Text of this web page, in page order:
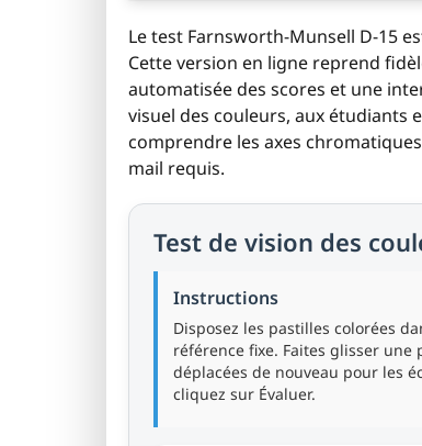
Le test Farnsworth-Munsell D-15
Cette version en ligne reprend
automatisée des scores et une
visuel des couleurs, aux étudiants
comprendre les axes
mail requis.
Test de vision des
Instructions
Disposez les pastilles colorées
référence fixe. Faites glisser
déplacées de nouveau pour les
cliquez sur Évaluer.